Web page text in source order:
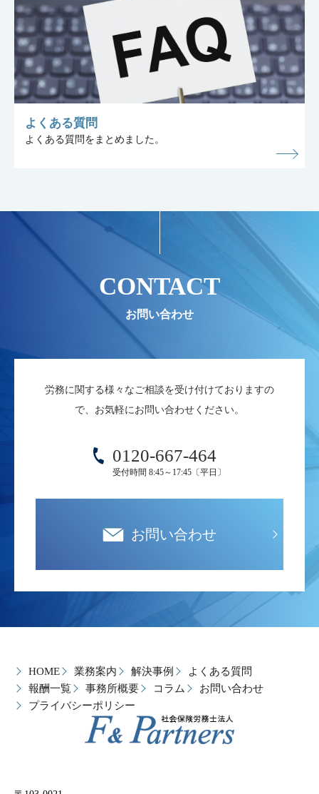
よくある質問
よくある質問をまとめました。
CONTACT
労務に関する様々なご相談を受け付けておりますの
で、お気軽にお問い合わせください。
0120-667-464
受付時間 8:45～17:45〔平日〕
お問い合わせ
HOME 業務案内 解決事例
よくある質問
報酬一覧
事務所概要 コラム
お問い合わせ
プライバシーポリシー